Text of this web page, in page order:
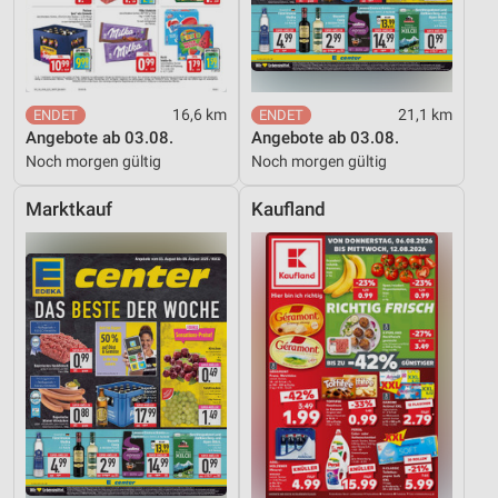
16,6 km
Angebote ab 03.08.
Noch morgen gültig
21,1 km
Angebote ab 03.08.
Noch morgen gültig
Marktkauf Kaufland
Notwendig
Performance
Funktional
Werbung